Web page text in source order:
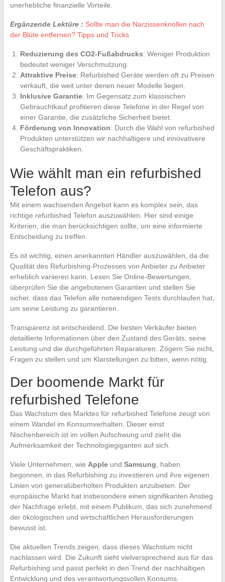
unerhebliche finanzielle Vorteile.
Ergänzende Lektüre : Sollte man die Narzissenknollen nach
der Blüte entfernen? Tipps und Tricks
Reduzierung des CO2-Fußabdrucks: Weniger Produktion
bedeutet weniger Verschmutzung.
Attraktive Preise: Refurbished Geräte werden oft zu Preisen
verkauft, die weit unter denen neuer Modelle liegen.
Inklusive Garantie: Im Gegensatz zum klassischen
Gebrauchtkauf profitieren diese Telefone in der Regel von
einer Garantie, die zusätzliche Sicherheit bietet.
Förderung von Innovation: Durch die Wahl von refurbished
Produkten unterstützen wir nachhaltigere und innovativere
Geschäftspraktiken.
Wie wählt man ein refurbished
Telefon aus?
Mit einem wachsenden Angebot kann es komplex sein, das
richtige refurbished Telefon auszuwählen. Hier sind einige
Kriterien, die man berücksichtigen sollte, um eine informierte
Entscheidung zu treffen.
Es ist wichtig, einen anerkannten Händler auszuwählen, da die
Qualität des Refurbishing-Prozesses von Anbieter zu Anbieter
erheblich variieren kann. Lesen Sie Online-Bewertungen,
überprüfen Sie die angebotenen Garantien und stellen Sie
sicher, dass das Telefon alle notwendigen Tests durchlaufen hat,
um seine Leistung zu garantieren.
Transparenz ist entscheidend. Die besten Verkäufer bieten
detaillierte Informationen über den Zustand des Geräts, seine
Leistung und die durchgeführten Reparaturen. Zögern Sie nicht,
Fragen zu stellen und um Klarstellungen zu bitten, wenn nötig.
Der boomende Markt für
refurbished Telefone
Das Wachstum des Marktes für refurbished Telefone zeugt von
einem Wandel im Konsumverhalten. Dieser einst
Nischenbereich ist im vollen Aufschwung und zieht die
Aufmerksamkeit der Technologiegiganten auf sich.
Viele Unternehmen, wie Appleund Samsung , haben
begonnen, in das Refurbishing zu investieren und ihre eigenen
Linien von generalüberholten Produkten anzubieten. Der
europäische Markt hat insbesondere einen signifikanten Anstieg
der Nachfrage erlebt, mit einem Publikum, das sich zunehmend
der ökologischen und wirtschaftlichen Herausforderungen
bewusst ist.
Die aktuellen Trends zeigen, dass dieses Wachstum nicht
nachlassen wird. Die Zukunft sieht vielversprechend aus für das
Refurbishing und passt perfekt in den Trend der nachhaltigen
Entwicklung und des verantwortungsvollen Konsums.